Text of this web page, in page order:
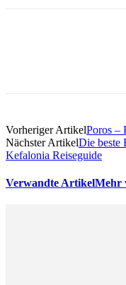
Vorheriger ArtikelPoros –
Nächster ArtikelDie beste
Kefalonia Reiseguide
Verwandte ArtikelMehr